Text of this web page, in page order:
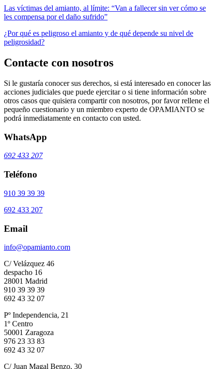
Las víctimas del amianto, al límite: “Van a fallecer sin ver cómo se
les compensa por el daño sufrido”
¿Por qué es peligroso el amianto y de qué depende su nivel de
peligrosidad?
Contacte con nosotros
Si le gustaría conocer sus derechos, si está interesado en conocer las
acciones judiciales que puede ejercitar o si tiene información sobre
otros casos que quisiera compartir con nosotros, por favor rellene el
pequeño cuestionario y un miembro experto de OPAMIANTO se
podrá inmediatamente en contacto con usted.
WhatsApp
692 433 207
Teléfono
910 39 39 39
692 433 207
Email
info@opamianto.com
C/ Velázquez 46
despacho 16
28001 Madrid
910 39 39 39
692 43 32 07
Pº Independencia, 21
1º Centro
50001 Zaragoza
976 23 33 83
692 43 32 07
C/ Juan Magal Benzo, 30